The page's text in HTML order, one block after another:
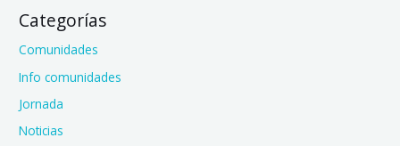
Categorías
Comunidades
Info comunidades
Jornada
Noticias